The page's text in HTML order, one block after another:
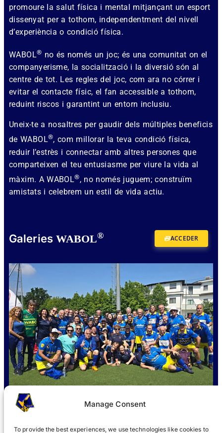
Manage Consent
To provide the best experiences, we use technologies like cookies to
promoure la salut física i mental mitjançant un esport
dissenyat per a tothom, independentment del nivell
d’experiència o condició física.
WABOL® no és només un joc; és una comunitat on el
companyerisme, la socialització i la diversió són al
centre de tot. Les regles del joc, com ara no córrer i
evitar el contacte físic, el fan accessible a tothom,
reduint riscos i garantint un entorn inclusiu.
Uneix-te a nosaltres per gaudir dels múltiples beneficis
de WABOL®, com millorar la teva condició física,
reduir l’estrès i connectar amb altres persones que
comparteixen el teu entusiasme per viure la vida al
màxim. A WABOL®, no només juguem; construïm
amistats i celebrem un estil de vida actiu.
Galeries WABOL® ACCEDER